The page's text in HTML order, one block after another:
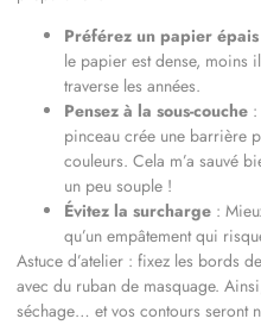
Préférez un papier épais
le papier est dense, moins
traverse les années.
Pensez à la sous-couche
pinceau crée une barrière
couleurs. Cela m’a sauvé
un peu souple !
Évitez la surcharge :
qu’un empâtement qui
Astuce d’atelier : fixez les bords
avec du ruban de masquage.
séchage… et vos contours seront